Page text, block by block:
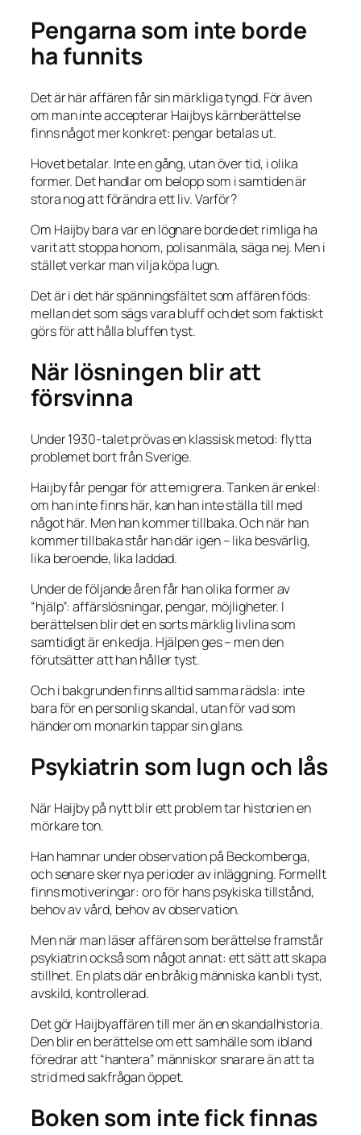
Pengarna som inte borde
ha funnits
Det är här affären får sin märkliga tyngd. För även
om man inte accepterar Haijbys kärnberättelse
finns något mer konkret: pengar betalas ut.
Hovet betalar. Inte en gång, utan över tid, i olika
former. Det handlar om belopp som i samtiden är
stora nog att förändra ett liv. Varför?
Om Haijby bara var en lögnare borde det rimliga ha
varit att stoppa honom, polisanmäla, säga nej. Men i
stället verkar man vilja köpa lugn.
Det är i det här spänningsfältet som affären föds:
mellan det som sägs vara bluff och det som faktiskt
görs för att hålla bluffen tyst.
När lösningen blir att
försvinna
Under 1930-talet prövas en klassisk metod: flytta
problemet bort från Sverige.
Haijby får pengar för att emigrera. Tanken är enkel:
om han inte finns här, kan han inte ställa till med
något här. Men han kommer tillbaka. Och när han
kommer tillbaka står han där igen – lika besvärlig,
lika beroende, lika laddad.
Under de följande åren får han olika former av
“hjälp”: affärslösningar, pengar, möjligheter. I
berättelsen blir det en sorts märklig livlina som
samtidigt är en kedja. Hjälpen ges – men den
förutsätter att han håller tyst.
Och i bakgrunden finns alltid samma rädsla: inte
bara för en personlig skandal, utan för vad som
händer om monarkin tappar sin glans.
Psykiatrin som lugn och lås
När Haijby på nytt blir ett problem tar historien en
mörkare ton.
Han hamnar under observation på Beckomberga,
och senare sker nya perioder av inläggning. Formellt
finns motiveringar: oro för hans psykiska tillstånd,
behov av vård, behov av observation.
Men när man läser affären som berättelse framstår
psykiatrin också som något annat: ett sätt att skapa
stillhet. En plats där en bråkig människa kan bli tyst,
avskild, kontrollerad.
Det gör Haijbyaffären till mer än en skandalhistoria.
Den blir en berättelse om ett samhälle som ibland
föredrar att “hantera” människor snarare än att ta
strid med sakfrågan öppet.
Boken som inte fick finnas